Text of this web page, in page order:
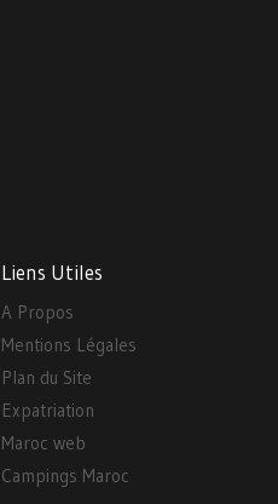
Liens Utiles
A Propos
Mentions Légales
Plan du Site
Expatriation
Maroc web
Campings Maroc